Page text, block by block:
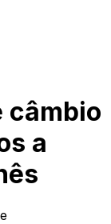
câmbio
a